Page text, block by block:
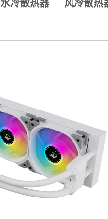
水冷散热器 风冷散热